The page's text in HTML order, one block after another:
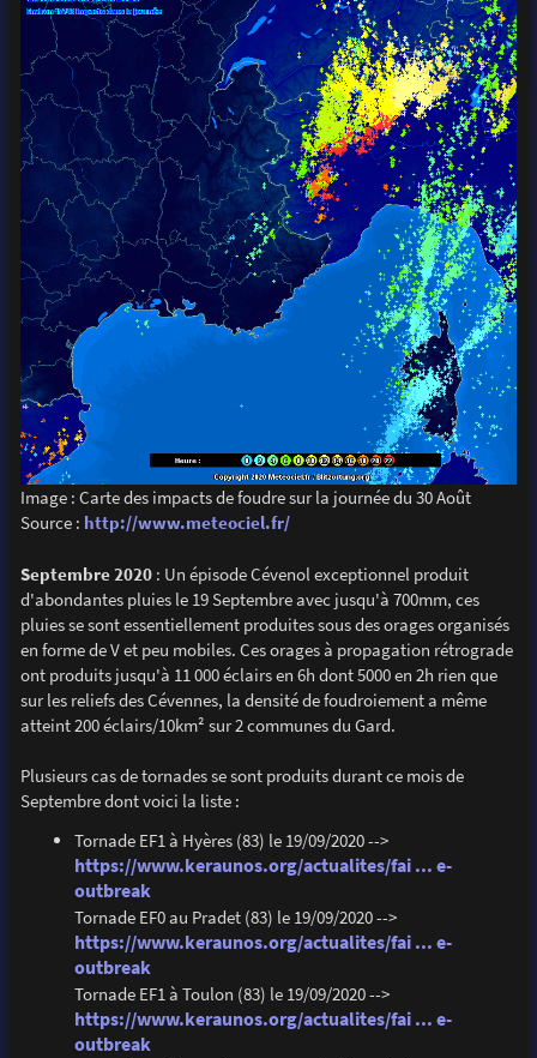
Image : Carte des impacts de foudre sur la journée du 30 Août
Source : http://www.meteociel.fr/
Septembre 2020: Un épisode Cévenol exceptionnel produit
d'abondantes pluies le 19 Septembre avec jusqu'à 700mm, ces
pluies se sont essentiellement produites sous des orages organisés
en forme de V et peu mobiles. Ces orages à propagation rétrograde
ont produits jusqu'à 11 000 éclairs en 6h dont 5000 en 2h rien que
sur les reliefs des Cévennes, la densité de foudroiement a même
atteint 200 éclairs/10km² sur 2 communes du Gard.
Plusieurs cas de tornades se sont produits durant ce mois de
Septembre dont voici la liste :
Tornade EF1 à Hyères (83) le 19/09/2020 -->
https://www.keraunos.org/actualites/fai ... e-
outbreak
Tornade EF0 au Pradet (83) le 19/09/2020 -->
https://www.keraunos.org/actualites/fai ... e-
outbreak
Tornade EF1 à Toulon (83) le 19/09/2020 -->
https://www.keraunos.org/actualites/fai ... e-
outbreak